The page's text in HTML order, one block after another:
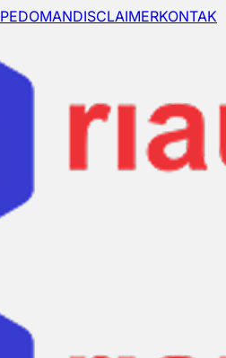
PEDOMANDISCLAIMERKONTAK